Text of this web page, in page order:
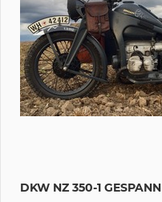
DKW NZ 350-1 GESPANN